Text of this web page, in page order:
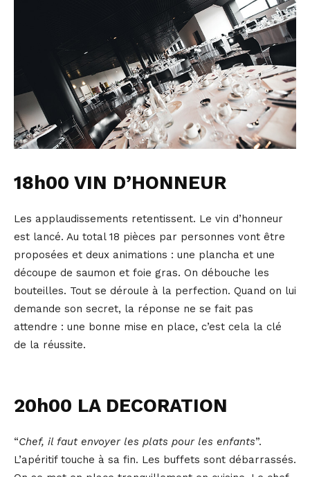
18h00 VIN D’HONNEUR
Les applaudissements retentissent. Le vin d’honneur
est lancé. Au total 18 pièces par personnes vont être
proposées et deux animations : une plancha et une
découpe de saumon et foie gras. On débouche les
bouteilles. Tout se déroule à la perfection. Quand on lui
demande son secret, la réponse ne se fait pas
attendre : une bonne mise en place, c’est cela la clé
de la réussite.
20h00 LA DECORATION
“Chef, il faut envoyer les plats pour les enfants”.
L’apéritif touche à sa fin. Les buffets sont débarrassés.